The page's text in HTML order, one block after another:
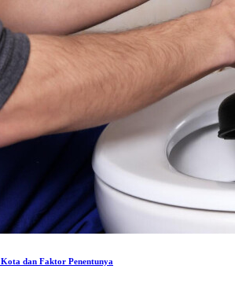
dan Faktor Penentunya